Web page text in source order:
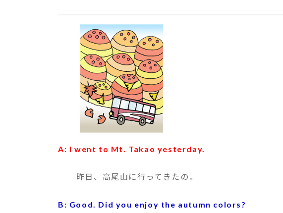
A: I went to Mt. Takao yesterday.
昨日、高尾山に行ってきたの。
B: Good. Did you enjoy the autumn colors?